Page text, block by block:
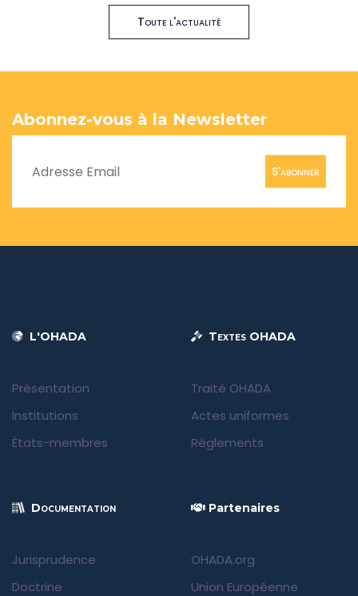
Toute l'actualité
Abonnez-vous à la Newsletter
S'abonner
L'OHADA
Présentation
Institutions
États-membres
Textes OHADA
Traité OHADA
Actes uniformes
Règlements
Documentation
Jurisprudence
Doctrine
Partenaires
OHADA.org
Union Européenne